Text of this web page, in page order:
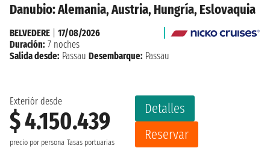
Danubio: Alemania, Austria, Hungría, Eslovaquia
Exteriór desde
$ 4.150.439
precio por persona Tasas portuarias
Detalles
Reservar
BELVEDERE
17/08/2026
Duración: 7 noches
Salida desde: Passau Desembarque: Passau